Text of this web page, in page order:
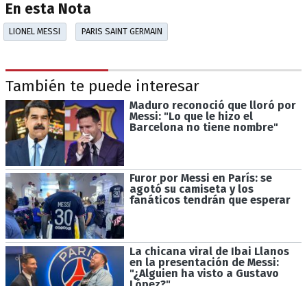
En esta Nota
LIONEL MESSI PARIS SAINT GERMAIN
También te puede interesar
Maduro reconoció que lloró por
Messi: "Lo que le hizo el
Barcelona no tiene nombre"
Furor por Messi en París: se
agotó su camiseta y los
fanáticos tendrán que esperar
La chicana viral de Ibai Llanos
en la presentación de Messi:
"¿Alguien ha visto a Gustavo